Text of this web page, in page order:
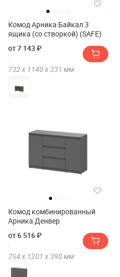
Комод Арника Байкал 3
ящика (со створкой) (SAFE)
от 7 143 ₽
732 х 1140 х331 мм
Комод комбинированный
Арника Денвер
от 6 516 ₽
754 х 1201 х390 мм